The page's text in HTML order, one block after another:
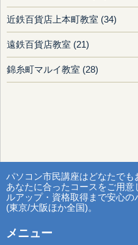
近鉄百貨店上本町教室 (34)
遠鉄百貨店教室 (21)
錦糸町マルイ教室 (28)
パソコン市民講座はどなたでも
あなたに合ったコースをご用
ルアップ・資格取得まで安心
(東京/大阪ほか全国)。
メニュー